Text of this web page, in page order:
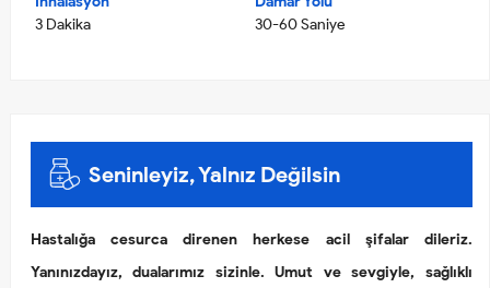
3 Dakika
30-60 Saniye
Seninleyiz, Yalnız Değilsin
Hastalığa cesurca direnen herkese acil şifalar dileriz.
Yanınızdayız, dualarımız sizinle. Umut ve sevgiyle, sağlıklı